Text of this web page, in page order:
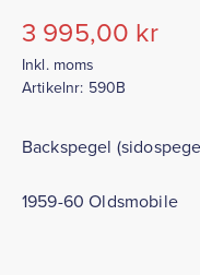
3 995,00 kr
Inkl. moms
Artikelnr: 590B
Backspegel
1959-60 Oldsmobile